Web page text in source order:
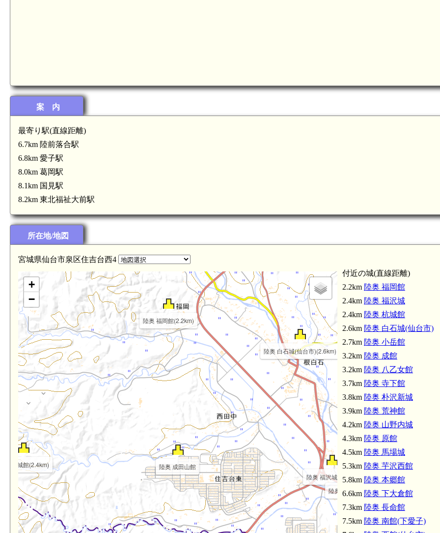
案 内
最寄り駅(直線距離)
6.7km 陸前落合駅
6.8km 愛子駅
8.0km 葛岡駅
8.1km 国見駅
8.2km 東北福祉大前駅
所在地/地図
宮城県仙台市泉区住吉台西4
陸奥 成田山館
陸奥 福岡館(2.2km)
陸奥 福沢城(2.4km)
奥 杭城館(2.4km)
陸奥 白石城(仙台市)(2.6km)
陸奥 小岳館(2.7km)
+
−
付近の城(直線距離)
2.2km 陸奥 福岡館
2.4km 陸奥 福沢城
2.4km 陸奥 杭城館
2.6km 陸奥 白石城(仙台市)
2.7km 陸奥 小岳館
3.2km 陸奥 成館
3.2km 陸奥 八乙女館
3.7km 陸奥 寺下館
3.8km 陸奥 朴沢新城
3.9km 陸奥 荒神館
4.2km 陸奥 山野内城
4.3km 陸奥 原館
4.5km 陸奥 馬場城
5.3km 陸奥 芋沢西館
5.8km 陸奥 本郷館
6.6km 陸奥 下大倉館
7.3km 陸奥 長命館
7.5km 陸奥 南館(下愛子)